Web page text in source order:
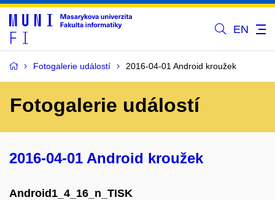
EN
Fotogalerie událostí 2016-04-01 Android kroužek
Fotogalerie událostí
2016-04-01 Android kroužek
Android1_4_16_n_TISK